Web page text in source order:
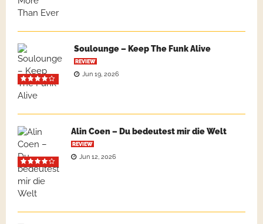
Soulounge – Keep The Funk Alive
REVIEW
Jun 19, 2026
Alin Coen – Du bedeutest mir die Welt
REVIEW
Jun 12, 2026